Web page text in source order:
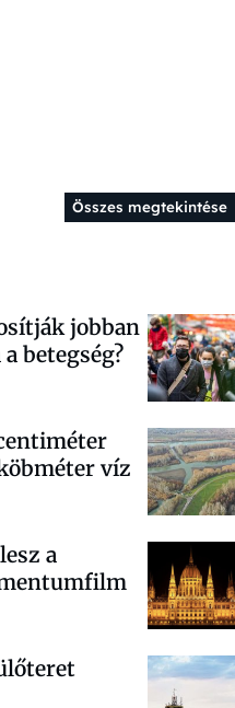
Összes megtekintése
jobban
betegség?
víz
a